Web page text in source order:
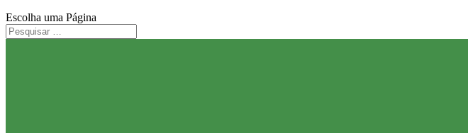
Escolha uma Página